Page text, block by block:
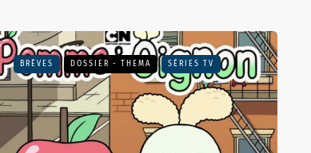
BRÈVES DOSSIER - THEMA SÉRIES TV